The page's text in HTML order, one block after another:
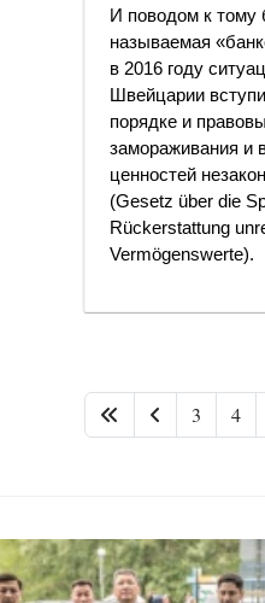
И поводом к тому
называемая
в 2016 году
Швейцарии
порядке и
замораживания и
ценностей
(Gesetz über die
Rückerstattung
Vermögenswerte).
3 4